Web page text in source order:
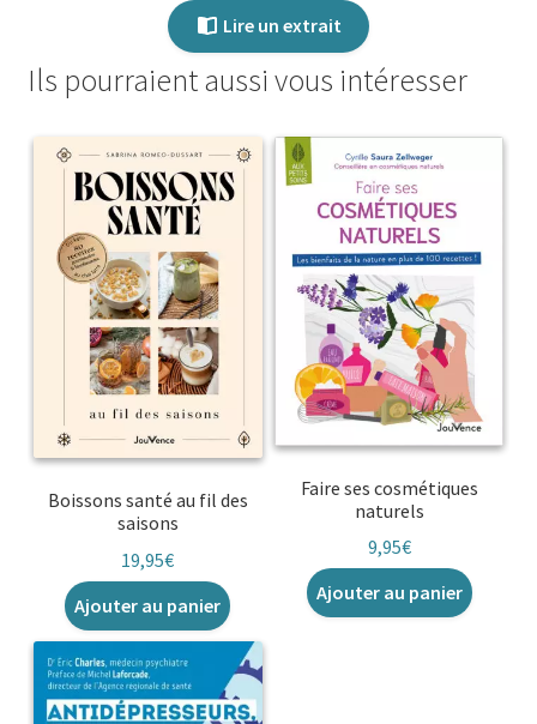
Lire un extrait
Ils pourraient aussi vous intéresser
Boissons santé au fil des
saisons
19,95€
Ajouter au panier
Faire ses cosmétiques
naturels
9,95€
Ajouter au panier